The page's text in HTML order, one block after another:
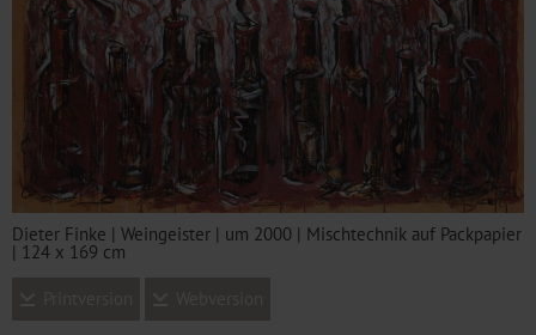
Dieter Finke | Weingeister | um 2000 | Mischtechnik auf Packpapier
| 124 x 169 cm